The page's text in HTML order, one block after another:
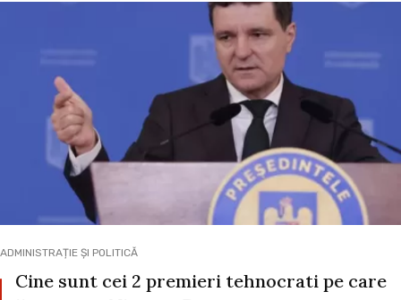
ADMINISTRAȚIE ȘI POLITICĂ
Cine sunt cei 2 premieri tehnocrati pe care